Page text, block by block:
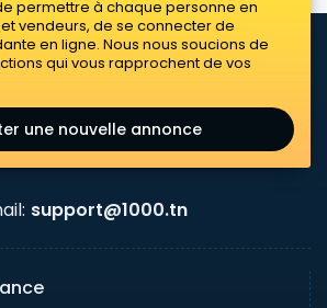
permettre à chaque personne en
vendeurs, de se connecter de
en ligne. Nous nous soucions de
qui vous rapprochent de vos
une nouvelle annonce
support@1000.tn